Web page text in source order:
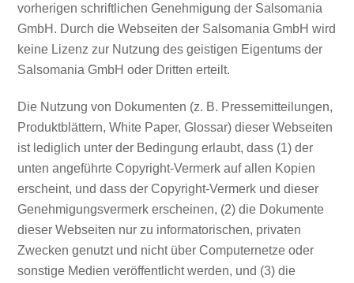
vorherigen schriftlichen Genehmigung der Salsomania
GmbH. Durch die Webseiten der Salsomania GmbH wird
keine Lizenz zur Nutzung des geistigen Eigentums der
Salsomania GmbH oder Dritten erteilt.
Die Nutzung von Dokumenten (z. B. Pressemitteilungen,
Produktblättern, White Paper, Glossar) dieser Webseiten
ist lediglich unter der Bedingung erlaubt, dass (1) der
unten angeführte Copyright-Vermerk auf allen Kopien
erscheint, und dass der Copyright-Vermerk und dieser
Genehmigungsvermerk erscheinen, (2) die Dokumente
dieser Webseiten nur zu informatorischen, privaten
Zwecken genutzt und nicht über Computernetze oder
sonstige Medien veröffentlicht werden, und (3) die